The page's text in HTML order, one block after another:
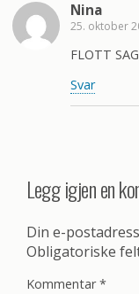
Nina
25. oktober
FLOTT
Svar
Legg igjen en
Din e-
Obligatoriske
Kommentar*